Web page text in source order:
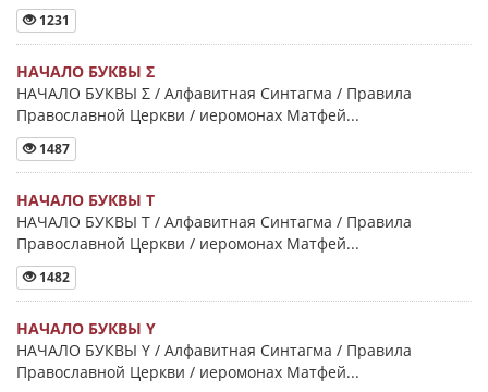
1231
НАЧАЛО БУКВЫ Σ
НАЧАЛО БУКВЫ Σ / Алфавитная Синтагма / Правила
Православной Церкви / иеромонах Матфей...
1487
НАЧАЛО БУКВЫ Τ
НАЧАЛО БУКВЫ Τ / Алфавитная Синтагма / Правила
Православной Церкви / иеромонах Матфей...
1482
НАЧАЛО БУКВЫ Y
НАЧАЛО БУКВЫ Y / Алфавитная Синтагма / Правила
Православной Церкви / иеромонах Матфей...